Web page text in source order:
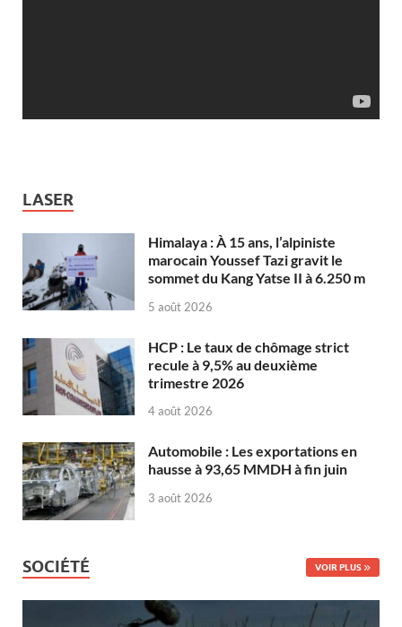
LASER
Himalaya : À 15 ans, l’alpiniste
marocain Youssef Tazi gravit le
sommet du Kang Yatse II à 6.250 m
5 août 2026
HCP : Le taux de chômage strict
recule à 9,5% au deuxième
trimestre 2026
4 août 2026
Automobile : Les exportations en
hausse à 93,65 MMDH à fin juin
3 août 2026
SOCIÉTÉ VOIR PLUS